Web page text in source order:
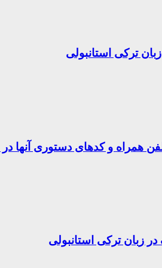
ترکی استانبولی
همراه و کدهای دستوری آنها در
زبان ترکی استانبولی